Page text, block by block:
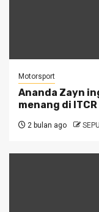
Motorsport
Ananda Zayn
menang di ITCR
2 bulan ago